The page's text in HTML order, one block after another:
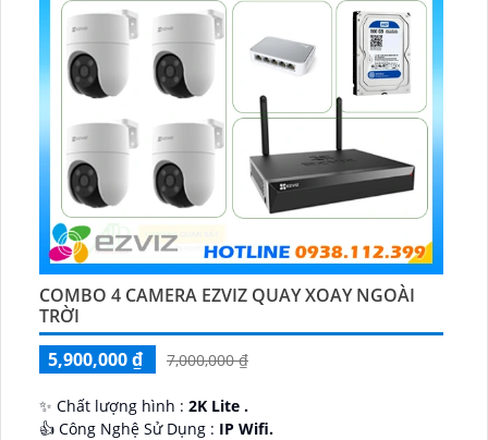
COMBO 4 CAMERA EZVIZ QUAY XOAY NGOÀI
TRỜI
5,900,000 ₫
7,000,000 ₫
✨ Chất lượng hình : 2K Lite .
👍 Công Nghệ Sử Dụng : IP Wifi.